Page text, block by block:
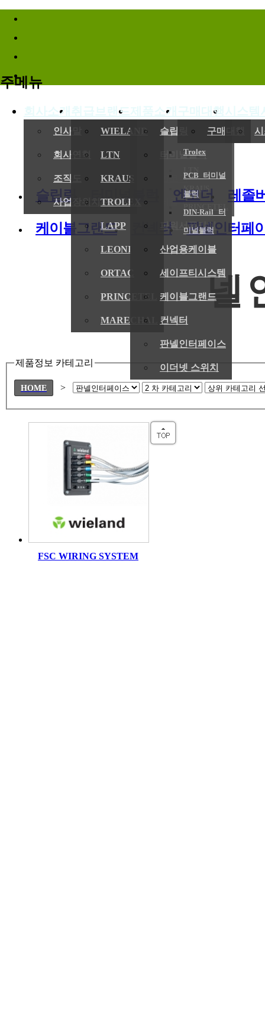
바로가기메뉴
주메뉴
회사소개
인사말
회사연혁
조직도
사업장위치/연락처
취급브랜드
WIELAND
LTN
KRAUS
TROLEX
LAPP
LEONI
ORTAC
PRINCETEL
MARECHAL
제품소개
슬립링
Trolex
KRAUS
PRINCETEL
터미널블럭
PCB 터미널
블럭
DIN-Rail 터
미널블럭
엔코더
레졸버
파워서플라이
산업용케이블
세이프티시스템
케이블그랜드
컨넥터
판넬인터페이스
이더넷 스위치
구매대행
구매대행
(
전기,기
슬립링 터미널블럭 엔코더 레졸
케이블그랜드 컨넥터 판넬인터페
넬
제품정보 카테고리
HOME >
FSC WIRING SYSTEM